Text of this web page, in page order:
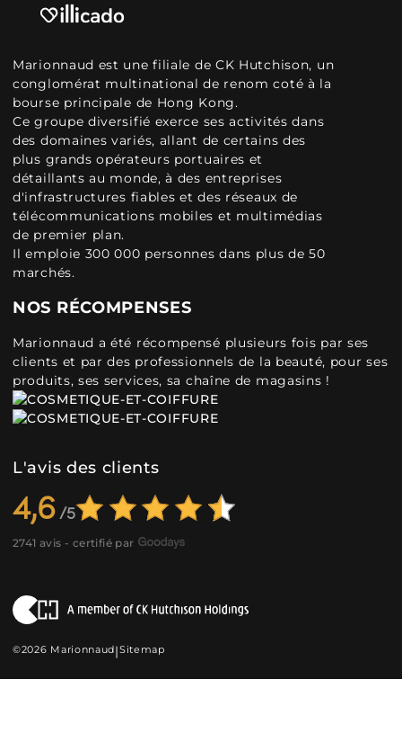
Marionnaud est une filiale de CK Hutchison, un
conglomérat multinational de renom coté à la
bourse principale de Hong Kong.
Ce groupe diversifié exerce ses activités dans
des domaines variés, allant de certains des
plus grands opérateurs portuaires et
détaillants au monde, à des entreprises
d'infrastructures fiables et des réseaux de
télécommunications mobiles et multimédias
de premier plan.
Il emploie 300 000 personnes dans plus de 50
marchés.
NOS RÉCOMPENSES
Marionnaud a été récompensé plusieurs fois par ses
clients et par des professionnels de la beauté, pour ses
produits, ses services, sa chaîne de magasins !
L'avis des clients
4,6
2741 avis - certifié par
©2026 Marionnaud|Sitemap